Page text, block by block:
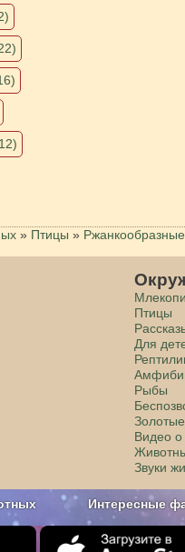
» Птицы » Ржанкообразные
Птицы
Для
Рыбы
Видео
Звуки
Интересные
и без рекламы